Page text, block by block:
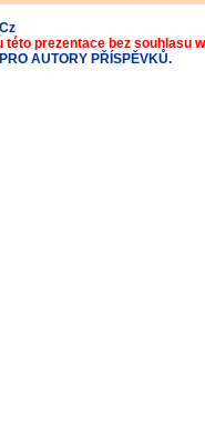
prezentace bez souhlasu
AUTORY PŘÍSPĚVKŮ.